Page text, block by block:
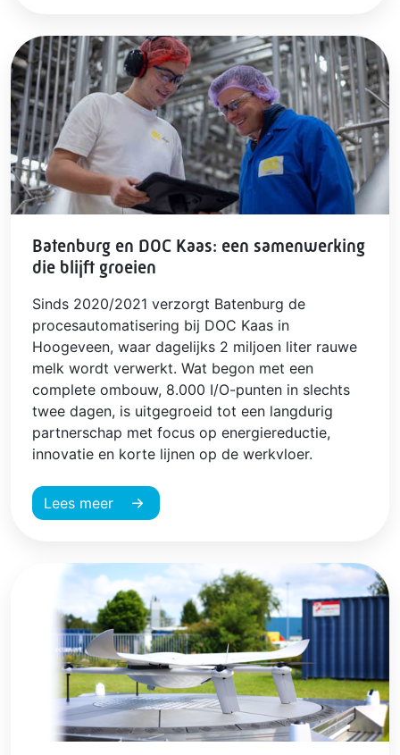
Batenburg en DOC Kaas: een samenwerking
die blijft groeien
Sinds 2020/2021 verzorgt Batenburg de
procesautomatisering bij DOC Kaas in
Hoogeveen, waar dagelijks 2 miljoen liter rauwe
melk wordt verwerkt. Wat begon met een
complete ombouw, 8.000 I/O-punten in slechts
twee dagen, is uitgegroeid tot een langdurig
partnerschap met focus op energiereductie,
innovatie en korte lijnen op de werkvloer.
Lees meer